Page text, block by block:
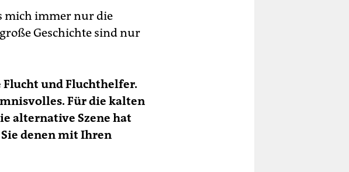
mich immer nur die
Geschichte sind nur
Flucht und Fluchthelfer.
Für die kalten
alternative Szene hat
denen mit Ihren